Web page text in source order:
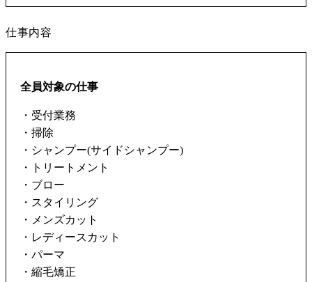
仕事内容
全員対象の仕事
・受付業務
・掃除
・シャンプー(サイドシャンプー)
・トリートメント
・ブロー
・スタイリング
・メンズカット
・レディースカット
・パーマ
・縮毛矯正